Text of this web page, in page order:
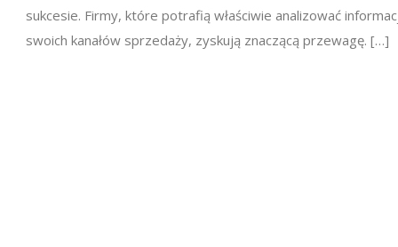
sukcesie. Firmy, które potrafią właściwie analizować
swoich kanałów sprzedaży, zyskują znaczącą przewagę. […]